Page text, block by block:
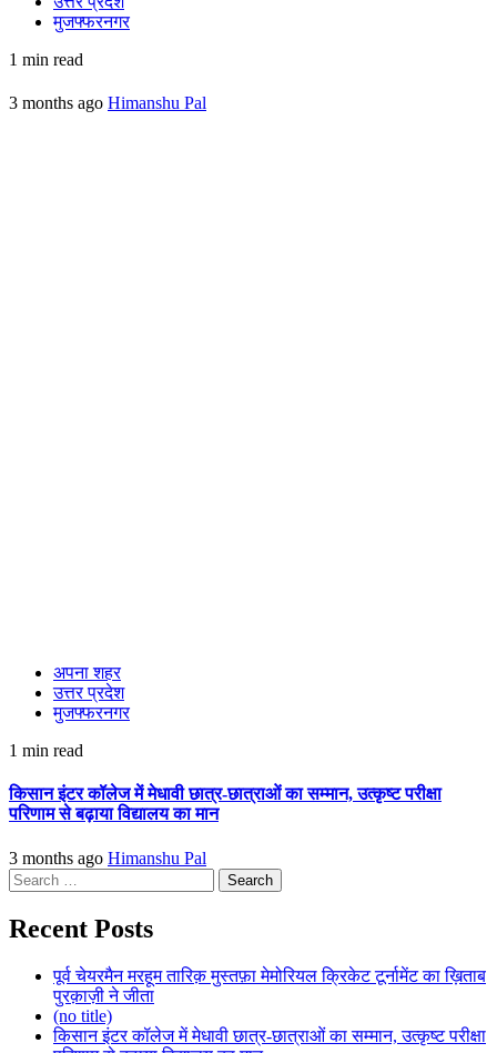
मुजफ्फरनगर
1 min read
3 months ago Himanshu Pal
अपना शहर
उत्तर प्रदेश
मुजफ्फरनगर
1 min read
किसान इंटर कॉलेज में मेधावी छात्र-छात्राओं का सम्मान, उत्कृष्ट परीक्षा
परिणाम से बढ़ाया विद्यालय का मान
3 months ago Himanshu Pal
Search
for:
Recent Posts
पूर्व चेयरमैन मरहूम तारिक़ मुस्तफ़ा मेमोरियल क्रिकेट टूर्नामेंट का ख़िताब
पुरक़ाज़ी ने जीता
(no title)
किसान इंटर कॉलेज में मेधावी छात्र-छात्राओं का सम्मान, उत्कृष्ट परीक्षा